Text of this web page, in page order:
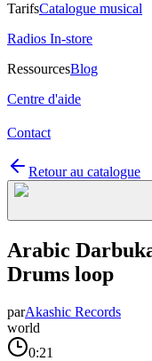
TarifsCatalogue musical
Radios In-store
RessourcesBlog
Centre d'aide
Contact
Retour au catalogue
Arabic
Drums loop
parAkashic Records
world
0:21